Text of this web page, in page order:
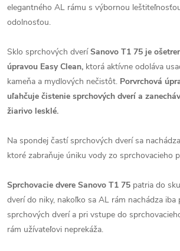
elegantného AL rámu s výbornou
odolnosťou.
Sklo sprchových dveríSanovo T1 75 je
úpravou Easy Clean, ktorá aktívne odoláva
kameňa a mydlových nečistôt. Porvrchová
uľahčuje čistenie sprchových dverí a
žiarivo lesklé.
Na spondej častí sprchových dverí sa nachádza
ktoré zabraňuje úniku vody zo sprchovacieho
Sprchovacie dvere Sanovo T1 75 patria do
dverí do niky, nakoľko sa AL rám nachádza
sprchových dverí a pri vstupe do
rám užívateľovi neprekáža.